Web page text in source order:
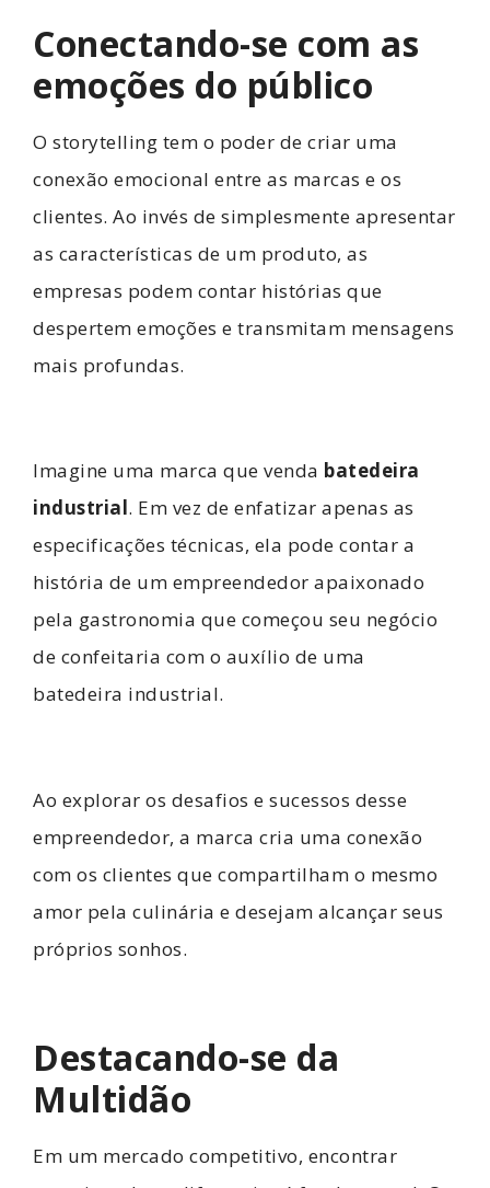
Conectando-se com as
emoções do público
O storytelling tem o poder de criar uma
conexão emocional entre as marcas e os
clientes. Ao invés de simplesmente apresentar
as características de um produto, as
empresas podem contar histórias que
despertem emoções e transmitam mensagens
mais profundas.
Imagine uma marca que venda batedeira
industrial. Em vez de enfatizar apenas as
especificações técnicas, ela pode contar a
história de um empreendedor apaixonado
pela gastronomia que começou seu negócio
de confeitaria com o auxílio de uma
batedeira industrial.
Ao explorar os desafios e sucessos desse
empreendedor, a marca cria uma conexão
com os clientes que compartilham o mesmo
amor pela culinária e desejam alcançar seus
próprios sonhos.
Destacando-se da
Multidão
Em um mercado competitivo, encontrar